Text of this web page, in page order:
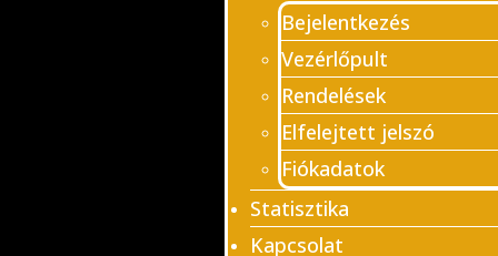
Bejelentkezés
Vezérlőpult
Rendelések
Elfelejtett jelszó
Fiókadatok
Statisztika
Kapcsolat